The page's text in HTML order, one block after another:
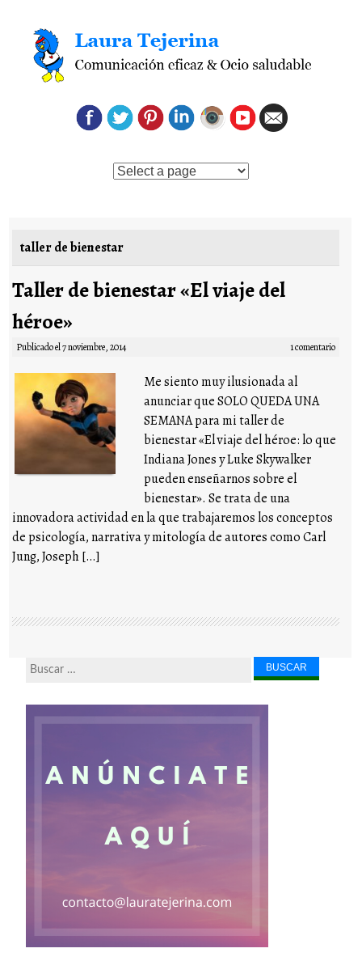
Saltar al contenido
taller de bienestar
Taller de bienestar «El viaje del
héroe»
Publicado el7 noviembre, 2014 1 comentario
Me siento muy ilusionada al
anunciar que SOLO QUEDA UNA
SEMANA para mi taller de
bienestar «El viaje del héroe: lo que
Indiana Jones y Luke Skywalker
pueden enseñarnos sobre el
bienestar». Se trata de una
innovadora actividad en la que trabajaremos los conceptos
de psicología, narrativa y mitología de autores como Carl
Jung, Joseph […]
Buscar...